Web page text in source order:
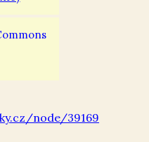
node/39169